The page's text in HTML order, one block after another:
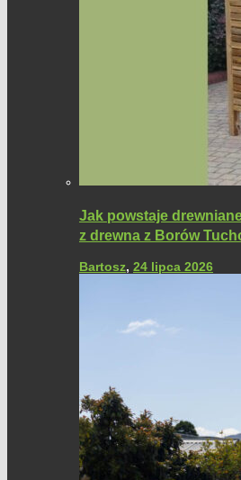
Jak powstaje
z drewna z Borów
Bartosz, 24 lipca 2026